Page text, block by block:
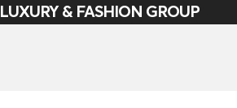
LUXURY & FASHION GROUP